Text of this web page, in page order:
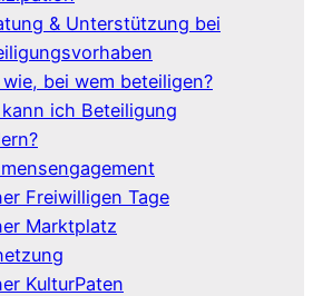
& Unterstützung bei
wie, bei wem beteiligen?
ich Beteiligung
Freiwilligen Tage
Marktplatz
KulturPaten